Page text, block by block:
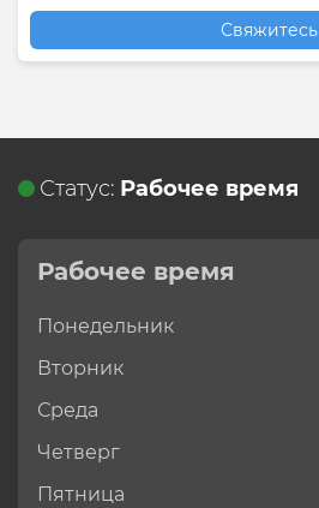
Свяжитесь
Статус: Рабочее время
Рабочее время
Понедельник
Вторник
Среда
Четверг
Пятница